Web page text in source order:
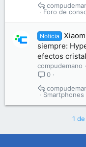
Foro de
Noticia
siempre:
efectos cristal
compudemano
0
Smartphones
1